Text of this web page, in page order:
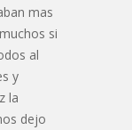
mas
si
al
y
la
dejo